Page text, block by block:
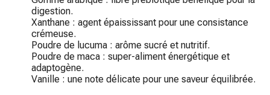
digestion.
Xanthane : agent épaississant pour une consistance
crémeuse.
Poudre de lucuma : arôme sucré et nutritif.
Poudre de maca : super-aliment énergétique et
adaptogène.
Vanille : une note délicate pour une saveur équilibrée.